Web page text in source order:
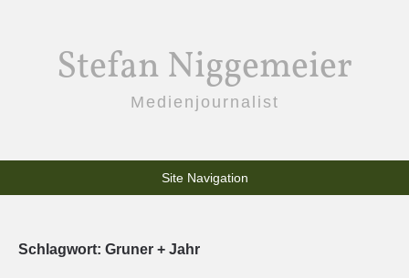
Stefan Niggemeier
Medienjournalist
Site Navigation
Schlagwort: Gruner + Jahr